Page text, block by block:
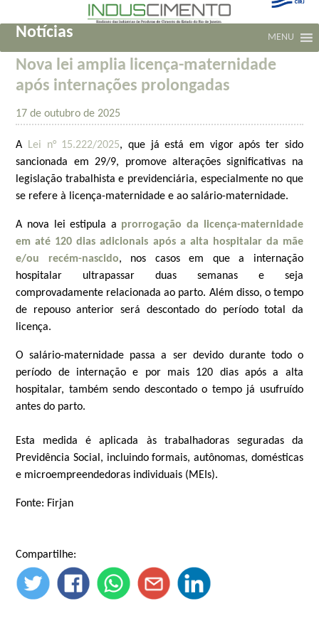
MENU
Notícias
Nova lei amplia licença-maternidade
após internações prolongadas
17 de outubro de 2025
A Lei n° 15.222/2025, que já está em vigor após ter sido
sancionada em 29/9, promove alterações significativas na
legislação trabalhista e previdenciária, especialmente no que
se refere à licença-maternidade e ao salário-maternidade.
A nova lei estipula a prorrogação da licença-maternidade
em até 120 dias adicionais após a alta hospitalar da mãe
e/ou recém-nascido, nos casos em que a internação
hospitalar ultrapassar duas semanas e seja
comprovadamente relacionada ao parto. Além disso, o tempo
de repouso anterior será descontado do período total da
licença.
O salário-maternidade passa a ser devido durante todo o
período de internação e por mais 120 dias após a alta
hospitalar, também sendo descontado o tempo já usufruído
antes do parto.
Esta medida é aplicada às trabalhadoras seguradas da
Previdência Social, incluindo formais, autônomas, domésticas
e microempreendedoras individuais (MEIs).
Fonte: Firjan
Compartilhe: